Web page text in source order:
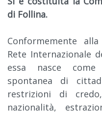
di Follina.
Conformemente
Rete Internazionale
essa nasce
spontanea di
restrizioni di
nazionalità,